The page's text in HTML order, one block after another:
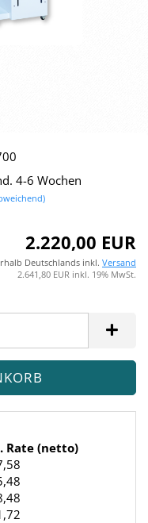
4-6 Wochen
2.220,00 EUR
Deutschlands inkl. Versand
2.641,80 EUR inkl. 19% MwSt.
Rate (netto)